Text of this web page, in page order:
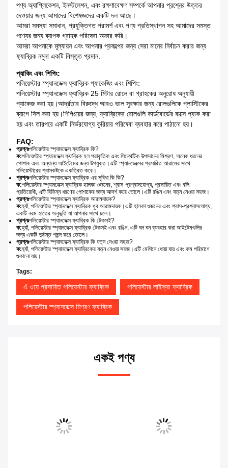
পণ্য অ্যাপ্লিকেশন, ইনস্টলেশন, এবং রক্ষণাবেক্ষণ সম্পর্কে আপনার প্রশ্নের উত্তর
দেওয়ার জন্য আমাদের বিশেষজ্ঞদের একটি দল আছে।
আমরা সমস্যা সমাধান, প্রযুক্তিগত পরামর্শ এবং পণ্য প্রতিস্থাপন সহ আমাদের সমস্ত
পণ্যের জন্য ব্যাপক গ্রাহক পরিষেবা অফার করি।
আমরা আপনাকে মূল্যায়ন এবং আপনার প্রকল্পের জন্য সেরা মানের নির্বাচন করার জন্য
ফ্যাব্রিক নমুনা একটি বিস্তৃত প্রদান.
প্যাকিং এবং শিপিং:
পলিয়েস্টার স্প্যানডেক্স ফ্যাব্রিক প্যাকেজিং এবং শিপিং:
পলিয়েস্টার স্প্যানডেক্স ফ্যাব্রিক 25 মিটার রোলে বা গ্রাহকের অনুরোধ অনুযায়ী
প্যাকেজ করা হয়।আর্দ্রতার বিরুদ্ধে আরও ভাল সুরক্ষার জন্য রোলগুলিকে প্লাস্টিকের
ব্যাগে সিল করা হয়।শিপিংয়ের জন্য, ফ্যাব্রিকের রোলগুলি কার্ডবোর্ডের বাক্সে প্যাক করা
হয় এবং তারপরে একটি নির্ভরযোগ্য কুরিয়ার পরিষেবা ব্যবহার করে পাঠানো হয়।
FAQ:
প্রশ্নঃপলিয়েস্টার স্প্যানডেক্স ফ্যাব্রিক কি?
ক:পলিয়েস্টার স্প্যানডেক্স ফ্যাব্রিক হল প্রাকৃতিক এবং সিন্থেটিক উপাদানের মিশ্রণ, অনেক ধরনের
পোশাক এবং অন্যান্য আইটেমের জন্য উপযুক্ত।এটি স্প্যানডেক্সের প্রসারিত আরামের সাথে
পলিয়েস্টারের শ্বাসকষ্টকে একত্রিত করে।
প্রশ্নঃপলিয়েস্টার স্প্যানডেক্স ফ্যাব্রিক এর সুবিধা কি কি?
ক:পলিয়েস্টার স্প্যানডেক্স ফ্যাব্রিক হালকা ওজনের, শ্বাস-প্রশ্বাসযোগ্য, প্রসারিত এবং বলি-
প্রতিরোধী, এটি বিভিন্ন ধরণের পোশাকের জন্য আদর্শ করে তোলে।এটি রঙিন এবং যত্ন নেওয়া সহজ।
প্রশ্নঃপলিয়েস্টার স্প্যানডেক্স ফ্যাব্রিক আরামদায়ক?
ক:হ্যাঁ, পলিয়েস্টার স্প্যানডেক্স ফ্যাব্রিক খুব আরামদায়ক।এটি হালকা ওজনের এবং শ্বাস-প্রশ্বাসযোগ্য,
একটি নরম হাতের অনুভূতি যা আপনার সাথে চলে।
প্রশ্নঃপলিয়েস্টার স্প্যানডেক্স ফ্যাব্রিক কি টেকসই?
ক:হ্যাঁ, পলিয়েস্টার স্প্যানডেক্স ফ্যাব্রিক টেকসই এবং রঙিন, এটি ঘন ঘন ব্যবহার করা আইটেমগুলির
জন্য একটি দুর্দান্ত পছন্দ করে তোলে।
প্রশ্নঃপলিয়েস্টার স্প্যানডেক্স ফ্যাব্রিক কি যত্ন নেওয়া সহজ?
ক:হ্যাঁ, পলিয়েস্টার স্প্যানডেক্স ফ্যাব্রিকের যত্ন নেওয়া সহজ।এটি মেশিনে ধোয়া যায় এবং কম পরিমাণে
শুকানো যায়।
Tags:
4 ওয়ে প্রসারিত পলিয়েস্টার ফ্যাব্রিক পলিয়েস্টার লাইক্রা ফ্যাব্রিক
পলিয়েস্টার স্প্যানডেক্স মিশ্রণ ফ্যাব্রিক
একই পণ্য